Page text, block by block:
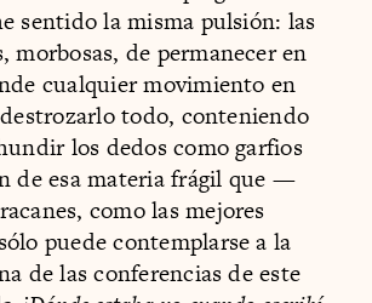
sentido la misma pulsión: las
morbosas, de permanecer en
cualquier movimiento en
todo, conteniendo
los dedos como garfios
de esa materia frágil que —
como las mejores
puede contemplarse a la
de las conferencias de este